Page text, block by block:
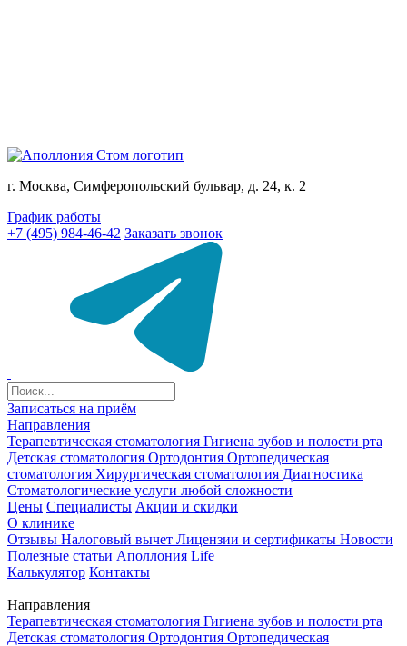
г. Москва, Симферопольский бульвар, д. 24, к. 2
График работы
+7 (495) 984-46-42 Заказать звонок
Записаться на приём
Направления
Терапевтическая стоматология Гигиена зубов и полости рта
Детская стоматология Ортодонтия Ортопедическая
стоматология Хирургическая стоматология Диагностика
Стоматологические услуги любой сложности
Цены Специалисты Акции и скидки
О клинике
Отзывы Налоговый вычет Лицензии и сертификаты Новости
Полезные статьи Аполлония Life
Калькулятор Контакты
Направления
Терапевтическая стоматология Гигиена зубов и полости рта
Детская стоматология Ортодонтия Ортопедическая